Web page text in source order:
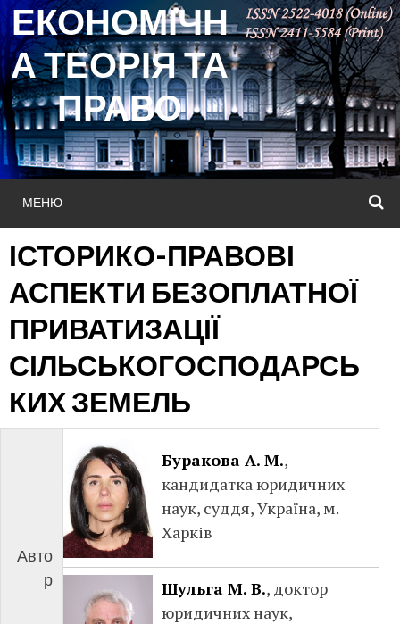
Skip
to
content
ЕКОНОМІЧН
А ТЕОРІЯ ТА
ПРАВО
МЕНЮ
ІСТОРИКО-ПРАВОВІ
АСПЕКТИ БЕЗОПЛАТНОЇ
ПРИВАТИЗАЦІЇ
СІЛЬСЬКОГОСПОДАРСЬ
КИХ ЗЕМЕЛЬ
Авто
р
Буракова А. М.,
кандидатка юридичних
наук, суддя, Україна, м.
Харків
Шульга М. В., доктор
юридичних наук,